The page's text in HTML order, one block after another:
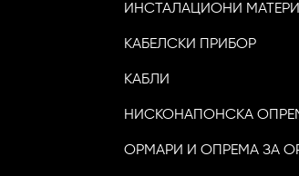
ИНСТАЛАЦИОНИ
КАБЕЛСКИ ПРИБОР
КАБЛИ
НИСКОНАПОНСКА
ОРМАРИ И ОПРЕМА ЗА